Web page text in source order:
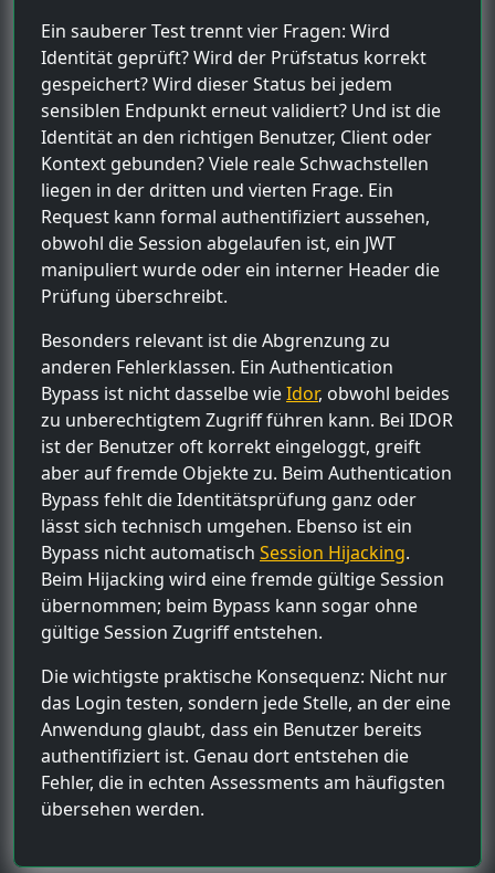
Ein sauberer Test trennt vier Fragen: Wird
Identität geprüft? Wird der Prüfstatus korrekt
gespeichert? Wird dieser Status bei jedem
sensiblen Endpunkt erneut validiert? Und ist die
Identität an den richtigen Benutzer, Client oder
Kontext gebunden? Viele reale Schwachstellen
liegen in der dritten und vierten Frage. Ein
Request kann formal authentifiziert aussehen,
obwohl die Session abgelaufen ist, ein JWT
manipuliert wurde oder ein interner Header die
Prüfung überschreibt.
Besonders relevant ist die Abgrenzung zu
anderen Fehlerklassen. Ein Authentication
Bypass ist nicht dasselbe wieIdor, obwohl beides
zu unberechtigtem Zugriff führen kann. Bei IDOR
ist der Benutzer oft korrekt eingeloggt, greift
aber auf fremde Objekte zu. Beim Authentication
Bypass fehlt die Identitätsprüfung ganz oder
lässt sich technisch umgehen. Ebenso ist ein
Bypass nicht automatisch Session Hijacking.
Beim Hijacking wird eine fremde gültige Session
übernommen; beim Bypass kann sogar ohne
gültige Session Zugriff entstehen.
Die wichtigste praktische Konsequenz: Nicht nur
das Login testen, sondern jede Stelle, an der eine
Anwendung glaubt, dass ein Benutzer bereits
authentifiziert ist. Genau dort entstehen die
Fehler, die in echten Assessments am häufigsten
übersehen werden.